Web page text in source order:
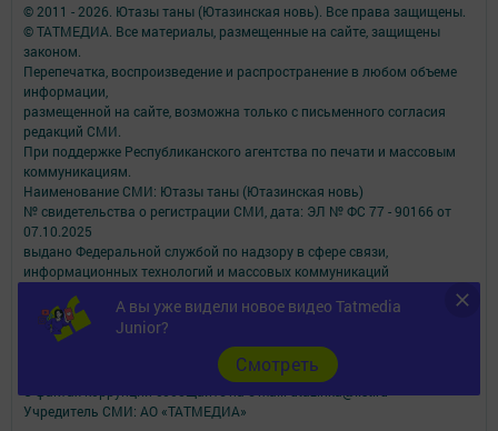
А вы уже видели новое видео Tatmedia
Junior?
Cмотреть
© 2011 - 2026. Ютазы таны (Ютазинская новь). Все права защищены.
© ТАТМЕДИА. Все материалы, размещенные на сайте, защищены
законом.
Перепечатка, воспроизведение и распространение в любом объеме
информации,
размещенной на сайте, возможна только с письменного согласия
редакций СМИ.
При поддержке Республиканского агентства по печати и массовым
коммуникациям.
Наименование СМИ: Ютазы таны (Ютазинская новь)
№ свидетельства о регистрации СМИ, дата: ЭЛ № ФС 77 - 90166 от
07.10.2025
выдано Федеральной службой по надзору в сфере связи,
информационных технологий и массовых коммуникаций
Адрес редакции: 423950, Россия, Республика Татарстан,Ютазинский
район, п.г.т. Уруссу, ул. Пушкина, д. 38, электронная почта редакции:
Учредитель СМИ: АО «ТАТМЕДИА»